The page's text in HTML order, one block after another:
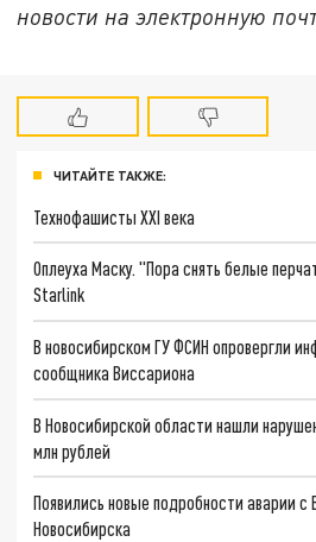
новости на электронную
ЧИТАЙТЕ ТАКЖЕ:
Технофашисты XXI века
Оплеуха Маску. "Пора снять белые
Starlink
В новосибирском ГУ ФСИН опровергли
сообщника Виссариона
В Новосибирской области нашли
млн рублей
Появились новые подробности аварии с
Новосибирска